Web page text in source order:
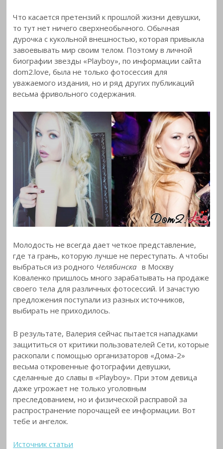
Что касается претензий к прошлой жизни девушки,
то тут нет ничего сверхнеобычного. Обычная
дурочка с кукольной внешностью, которая привыкла
завоевывать мир своим телом. Поэтому в личной
биографии звезды «Playboy», по информации сайта
dom2.love, была не только фотосессия для
уважаемого издания, но и ряд других публикаций
весьма фривольного содержания.
Молодость не всегда дает четкое представление,
где та грань, которую лучше не переступать. А чтобы
выбраться из родного Челябинска в Москву
Коваленко пришлось много зарабатывать на продаже
своего тела для различных фотосессий. И зачастую
предложения поступали из разных источников,
выбирать не приходилось.
В результате, Валерия сейчас пытается нападками
защититься от критики пользователей Сети, которые
раскопали с помощью организаторов «Дома-2»
весьма откровенные фотографии девушки,
сделанные до славы в «Playboy». При этом девица
даже угрожает не только уголовным
преследованием, но и физической расправой за
распространение порочащей ее информации. Вот
тебе и ангелок.
Источник статьи